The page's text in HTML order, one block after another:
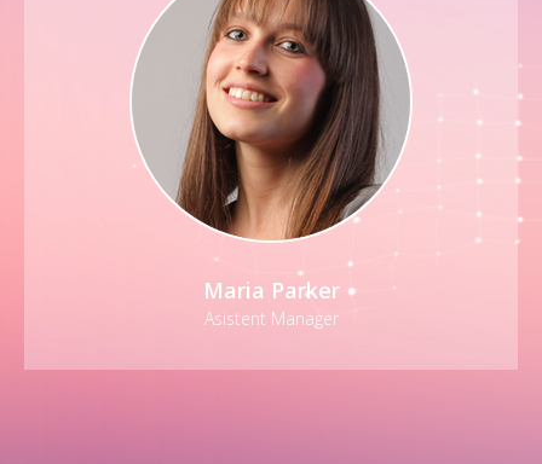
Maria Parker
Asistent Manager